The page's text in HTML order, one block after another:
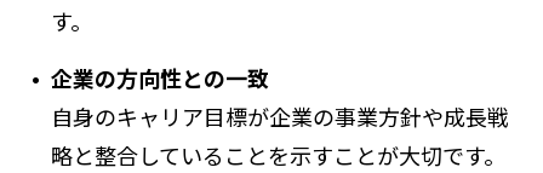
す。
企業の方向性との一致
自身のキャリア目標が企業の事業方針や成長戦
略と整合していることを示すことが大切です。